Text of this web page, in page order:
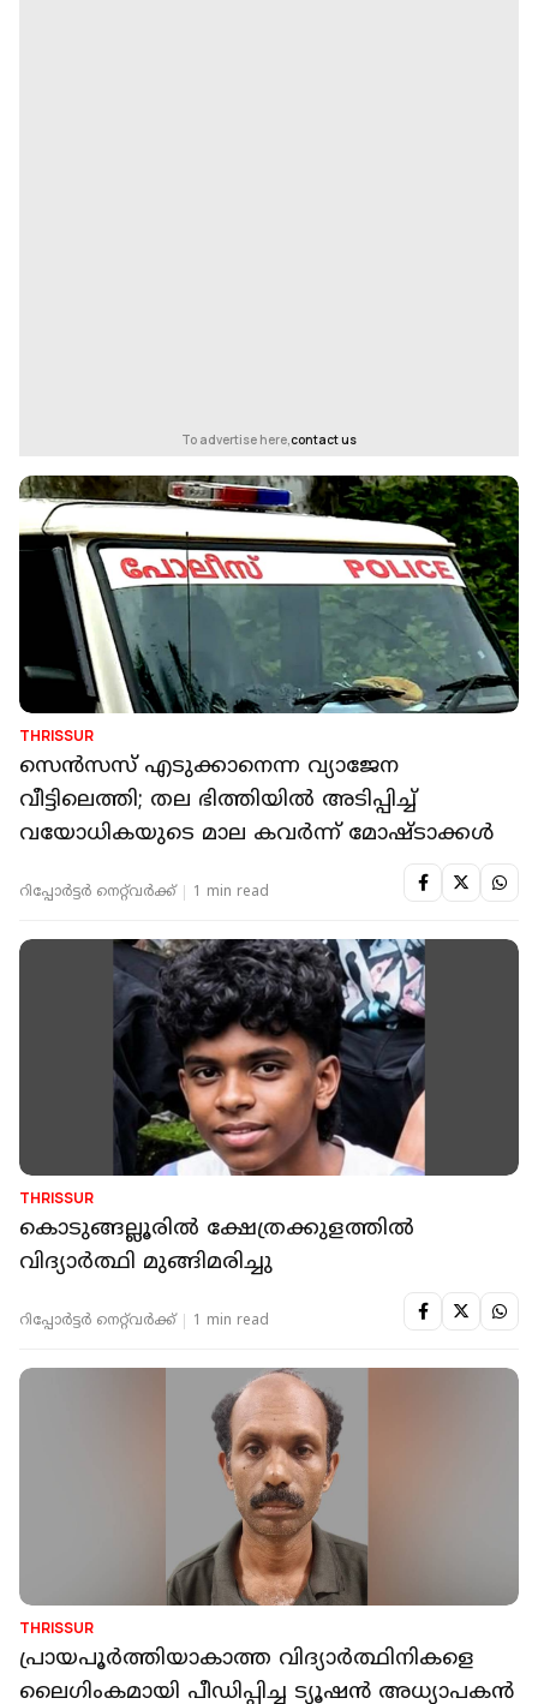
To advertise here,contact us
THRISSUR
സെൻസസ് എടുക്കാനെന്ന വ്യാജേന
വീട്ടിലെത്തി; തല ഭിത്തിയിൽ അടിപ്പിച്ച്
വയോധികയുടെ മാല കവര്‍ന്ന് മോഷ്ടാക്കൾ
റിപ്പോർട്ടർ നെറ്റ്‌വര്‍ക്ക്‌ 1 min read
THRISSUR
കൊടുങ്ങല്ലൂരിൽ ക്ഷേത്രക്കുളത്തില്‍
വിദ്യാര്‍ത്ഥി മുങ്ങിമരിച്ചു
റിപ്പോർട്ടർ നെറ്റ്‌വര്‍ക്ക്‌ 1 min read
THRISSUR
പ്രായപൂര്‍ത്തിയാകാത്ത വിദ്യാര്‍ത്ഥിനികളെ
ലൈഗിംകമായി പീഡിപ്പിച്ച ട്യൂഷന്‍ അധ്യാപകന്‍